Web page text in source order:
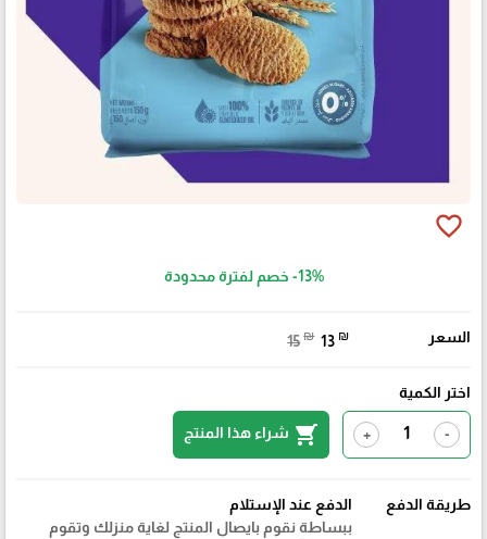
favorite_border
-13% خصم لفترة محدودة
السعر 15 ₪ 13 ₪
اختر الكمية
-
+
shopping_cart شراء هذا المنتج
طريقة الدفع
الدفع عند الإستلام
ببساطة نقوم بايصال المنتج لغاية منزلك وتقوم